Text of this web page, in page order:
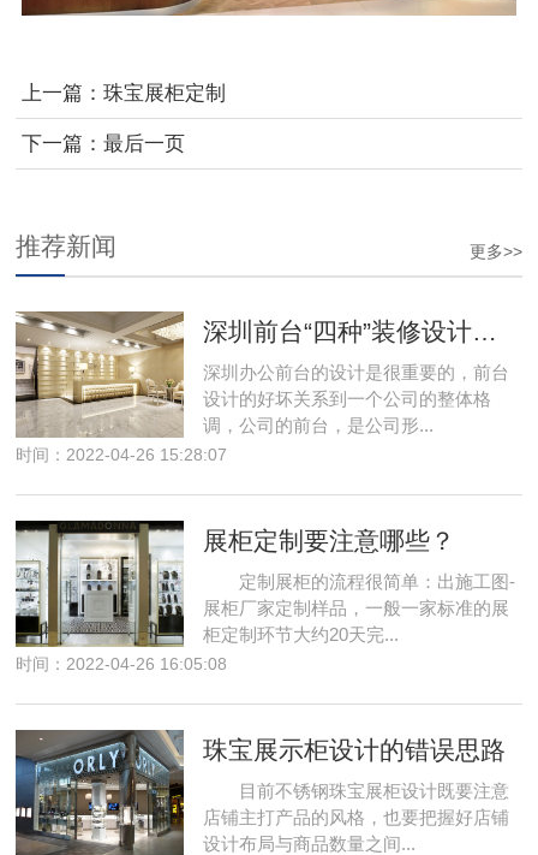
上一篇： 珠宝展柜定制
下一篇： 最后一页
更多>>
推荐新闻
深圳前台“四种”装修设计风格
深圳办公前台的设计是很重要的，前台
设计的好坏关系到一个公司的整体格
调，公司的前台，是公司形...
时间：2022-04-26 15:28:07
展柜定制要注意哪些？
定制展柜的流程很简单：出施工图-
展柜厂家定制样品，一般一家标准的展
柜定制环节大约20天完...
时间：2022-04-26 16:05:08
珠宝展示柜设计的错误思路
目前不锈钢珠宝展柜设计既要注意
店铺主打产品的风格，也要把握好店铺
设计布局与商品数量之间...